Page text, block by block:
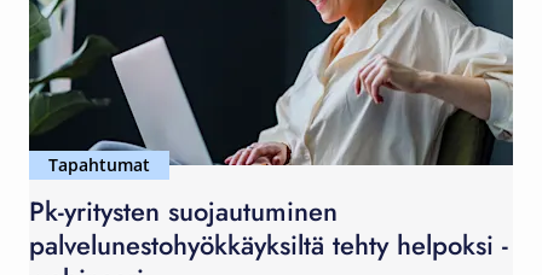
Tapahtumat
Pk-yritysten suojautuminen
palvelunestohyökkäyksiltä tehty helpoksi -